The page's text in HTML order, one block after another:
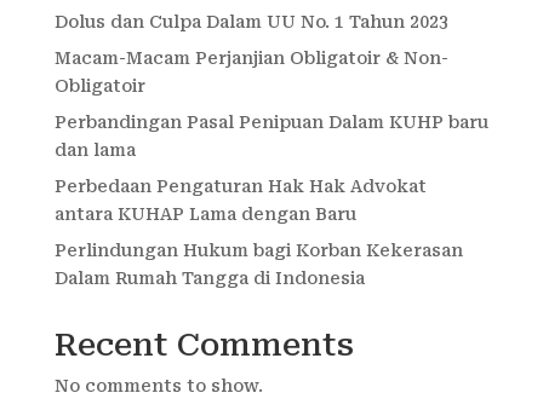
Dolus dan Culpa Dalam UU No. 1 Tahun 2023
Macam-Macam Perjanjian Obligatoir & Non-
Obligatoir
Perbandingan Pasal Penipuan Dalam KUHP baru
dan lama
Perbedaan Pengaturan Hak Hak Advokat
antara KUHAP Lama dengan Baru
Perlindungan Hukum bagi Korban Kekerasan
Dalam Rumah Tangga di Indonesia
Recent Comments
No comments to show.